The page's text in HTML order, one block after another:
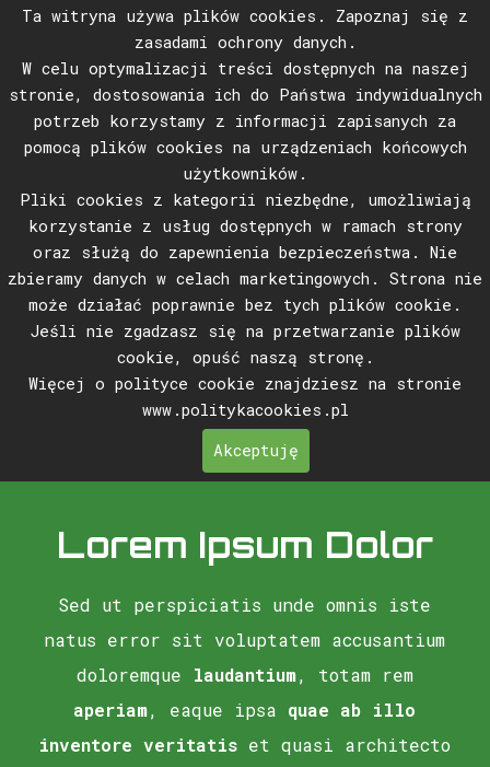
Ta witryna używa plików cookies. Zapoznaj się z
zasadami ochrony danych.
W celu optymalizacji treści dostępnych na naszej
stronie, dostosowania ich do Państwa indywidualnych
potrzeb korzystamy z informacji zapisanych za
pomocą plików cookies na urządzeniach końcowych
użytkowników.
Pliki cookies z kategorii niezbędne, umożliwiają
korzystanie z usług dostępnych w ramach strony
oraz służą do zapewnienia bezpieczeństwa. Nie
zbieramy danych w celach marketingowych. Strona nie
może działać poprawnie bez tych plików cookie.
Jeśli nie zgadzasz się na przetwarzanie plików
cookie, opuść naszą stronę.
Więcej o polityce cookie znajdziesz na stronie
www.politykacookies.pl
Akceptuję
Lorem Ipsum Dolor
Sed ut perspiciatis unde omnis iste
natus error sit voluptatem accusantium
doloremque
laudantium, totam rem
aperiam, eaque ipsa quae ab illo
inventore veritatis et quasi architecto